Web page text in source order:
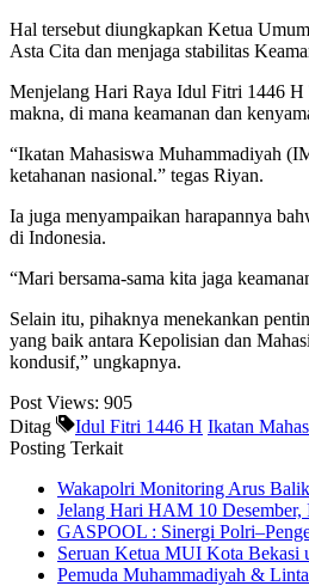
Hal tersebut diungkapkan Ketua
Asta Cita dan menjaga stabilitas
Menjelang Hari Raya Idul Fitri 1446 H
makna, di mana keamanan dan
“Ikatan Mahasiswa Muhammadiyah
ketahanan nasional.” tegas Riyan.
Ia juga menyampaikan harapannya
di Indonesia.
“Mari bersama-sama kita jaga
Selain itu, pihaknya menekankan
yang baik antara Kepolisian dan
kondusif,” ungkapnya.
Post Views: 905
Ditag
Idul Fitri 1446 H Ikatan
Posting Terkait
Wakapolri Monitoring Arus
Jelang Hari HAM 10
GASPOOL : Sinergi
Seruan Ketua MUI Kota Bekasi
Pemuda Muhammadiyah &